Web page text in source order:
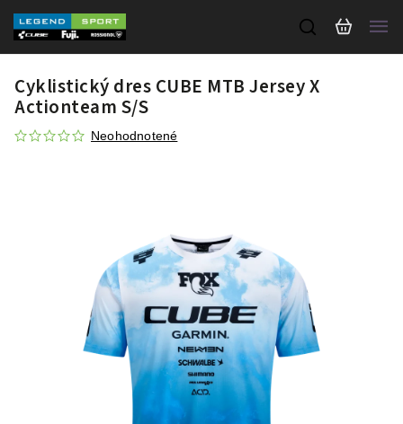
Cyklistický dres CUBE MTB Jersey X
Actionteam S/S
Neohodnotené